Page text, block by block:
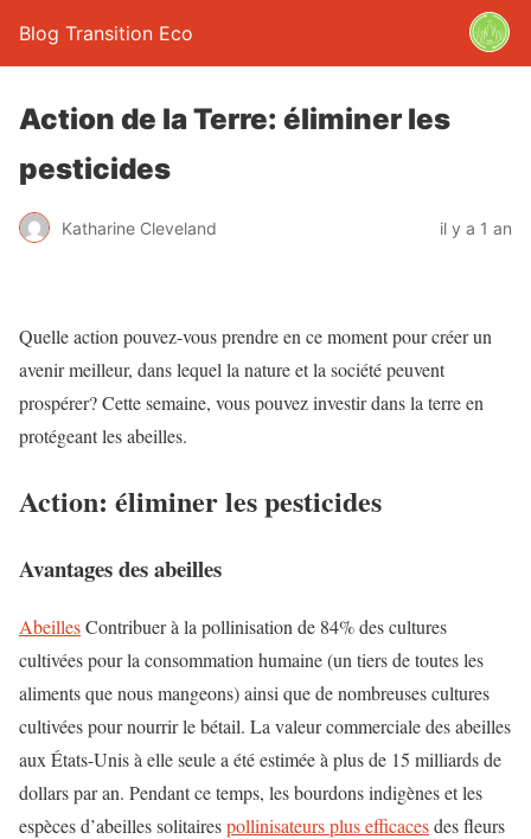
Blog Transition Eco
Action de la Terre: éliminer les
pesticides
Katharine Cleveland il y a 1 an
Quelle action pouvez-vous prendre en ce moment pour créer un
avenir meilleur, dans lequel la nature et la société peuvent
prospérer? Cette semaine, vous pouvez investir dans la terre en
protégeant les abeilles.
Action: éliminer les pesticides
Avantages des abeilles
AbeillesContribuer à la pollinisation de 84% des cultures
cultivées pour la consommation humaine (un tiers de toutes les
aliments que nous mangeons) ainsi que de nombreuses cultures
cultivées pour nourrir le bétail. La valeur commerciale des abeilles
aux États-Unis à elle seule a été estimée à plus de 15 milliards de
dollars par an. Pendant ce temps, les bourdons indigènes et les
espèces d’abeilles solitairespollinisateurs plus efficacesdes fleurs